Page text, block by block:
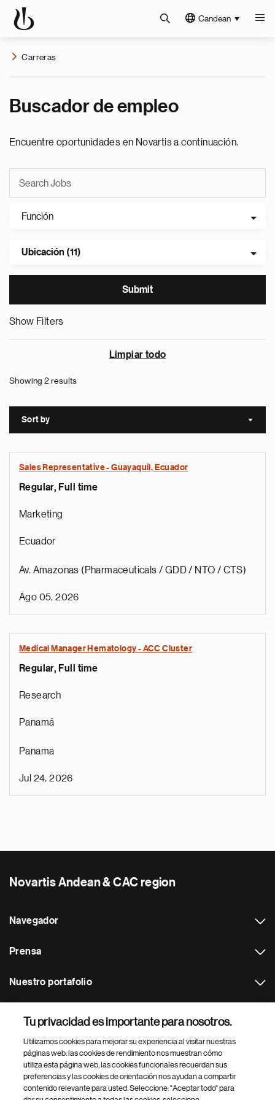
Candean
Carreras
Buscador de empleo
Encuentre oportunidades en Novartis a continuación.
Función
Ubicación (11)
Show Filters
Limpiar todo
Showing 2 results
Sort by Sort
Sales Representative - Guayaquil, Ecuador
Regular, Full time
Marketing
Ecuador
Av. Amazonas (Pharmaceuticals / GDD / NTO / CTS)
Ago 05, 2026
Medical Manager Hematology - ACC Cluster
Regular, Full time
Research
Panamá
Panama
Jul 24, 2026
Novartis Andean & CAC region
Navegador
Prensa
Nuestro portafolio
Footer Site Search
Tu privacidad es importante para nosotros.
Utilizamos cookies para mejorar su experiencia al visitar nuestras
páginas web: las cookies de rendimiento nos muestran cómo
utiliza esta página web, las cookies funcionales recuerdan sus
preferencias y las cookies de orientación nos ayudan a compartir
contenido relevante para usted. Seleccione: "Aceptar todo" para